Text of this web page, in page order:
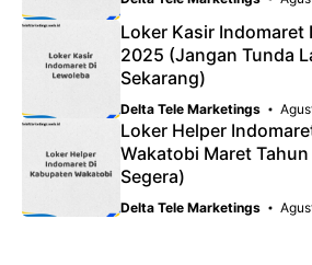
Loker Kasir Indomaret
2025 (Jangan Tunda
Sekarang)
Delta Tele Marketings
Loker Helper
Wakatobi Maret
Segera)
Delta Tele Marketings